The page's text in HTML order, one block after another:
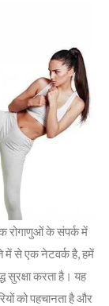
रोगाणुओं के संपर्क में
में से एक नेटवर्क है, हमें
सुरक्षा करता है। यह
को पहचानता है और